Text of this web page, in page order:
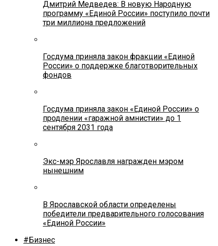
Дмитрий Медведев: В новую Народную
программу «Единой России» поступило почти
три миллиона предложений
Госдума приняла закон фракции «Единой
России» о поддержке благотворительных
фондов
Госдума приняла закон «Единой России» о
продлении «гаражной амнистии» до 1
сентября 2031 года
Экс-мэр Ярославля награжден мэром
нынешним
В Ярославской области определены
победители предварительного голосования
«Единой России»
#Бизнес